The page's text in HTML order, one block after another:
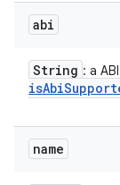
abi
String : a
name